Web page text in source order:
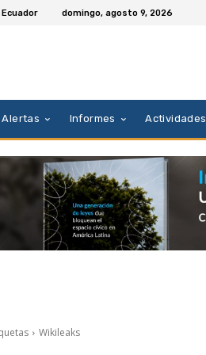
Ecuador domingo, agosto 9, 2026
Alertas Informes Actividades
Wikileaks